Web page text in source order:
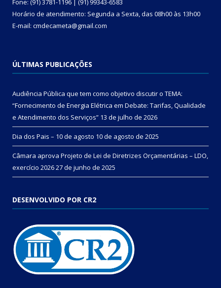
Fone: (91) 3781-1196 | (91) 99343-6583
Horário de atendimento: Segunda a Sexta, das 08h00 às 13h00
E-mail: cmdecameta@gmail.com
ÚLTIMAS PUBLICAÇÕES
Audiência Pública que tem como objetivo discutir o TEMA:
“Fornecimento de Energia Elétrica em Debate: Tarifas, Qualidade
e Atendimento dos Serviços” 13 de julho de 2026
Dia dos Pais – 10 de agosto 10 de agosto de 2025
Câmara aprova Projeto de Lei de Diretrizes Orçamentárias – LDO,
exercício 202627 de junho de 2025
DESENVOLVIDO POR CR2